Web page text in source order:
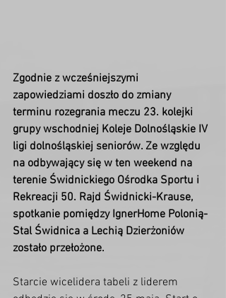
Zgodnie z wcześniejszymi
zapowiedziami doszło do zmiany
terminu rozegrania meczu 23. kolejki
grupy wschodniej Koleje Dolnośląskie IV
ligi dolnośląskiej seniorów. Ze względu
na odbywający się w ten weekend na
terenie Świdnickiego Ośrodka Sportu i
Rekreacji 50. Rajd Świdnicki-Krause,
spotkanie pomiędzy IgnerHome Polonią-
Stal Świdnica a Lechią Dzierżoniów
zostało przełożone.
Starcie wicelidera tabeli z liderem